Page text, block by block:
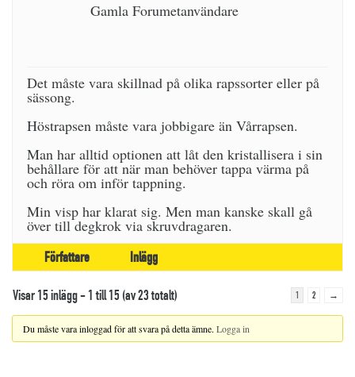
Gamla Forumetanvändare
Det måste vara skillnad på olika rapssorter eller på
sässong.
Höstrapsen måste vara jobbigare än Vårrapsen.
Man har alltid optionen att låt den kristallisera i sin
behållare för att när man behöver tappa värma på
och röra om inför tappning.
Min visp har klarat sig. Men man kanske skall gå
över till degkrok via skruvdragaren.
Författare Inlägg
Visar 15 inlägg - 1 till 15 (av 23 totalt) 1 2 →
Du måste vara inloggad för att svara på detta ämne. Logga in